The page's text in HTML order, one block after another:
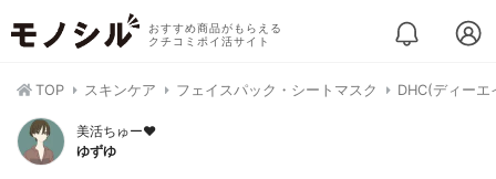
おすすめ商品がもらえる
クチコミポイ活サイト
TOP スキンケア フェイスパック・シートマスク DHC(ディー
美活ちゅー❤️
ゆずゆ